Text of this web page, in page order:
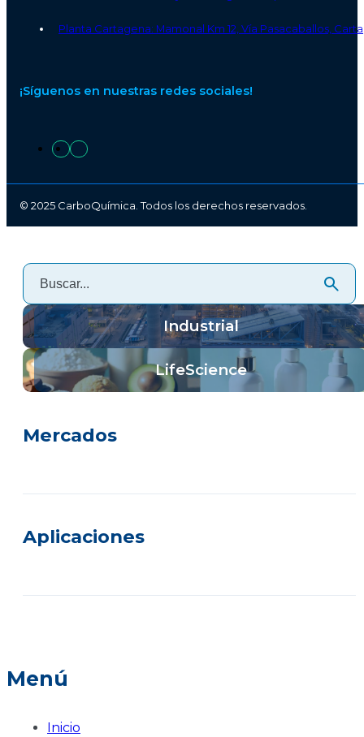
Planta Cartagena: Mamonal Km 12, Vía Pasacaballos,
¡Síguenos en nuestras redes sociales!
© 2025 CarboQuímica. Todos los derechos reservados.
Industrial
LifeScience
Mercados
Aplicaciones
Menú
Inicio